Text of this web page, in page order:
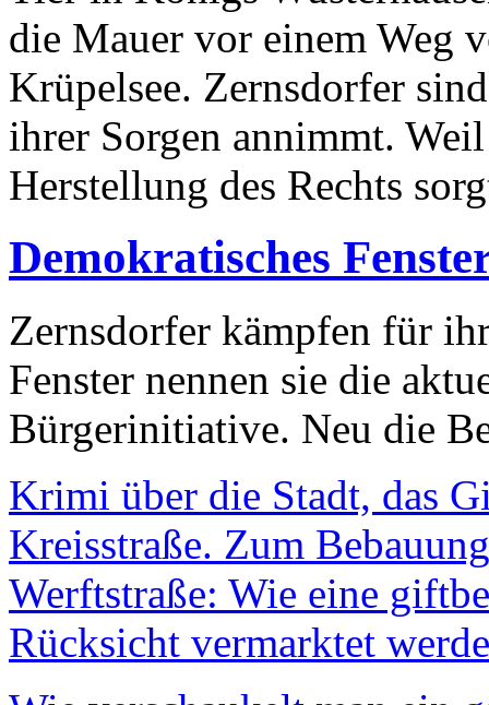
die Mauer vor einem Weg
Krüpelsee. Zernsdorfer
ihrer Sorgen annimmt.
Herstellung des Rechts
Demokratisches
Zernsdorfer kämpfen für
Fenster nennen sie die
Bürgerinitiative. Neu die
Krimi über die Stadt, das
Kreisstraße. Zum
Werftstraße: Wie eine
Rücksicht vermarktet